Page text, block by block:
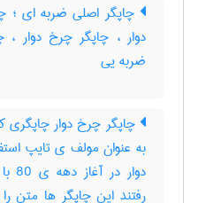
چاپگر اصلی ضربه ای
دوار ، چاپگر چرخ دوار
ضربه یی
چاپگر چرخ دوار چاپگری
به عنوان مولف ی تایپ
رفتند این چاپگر ها متن